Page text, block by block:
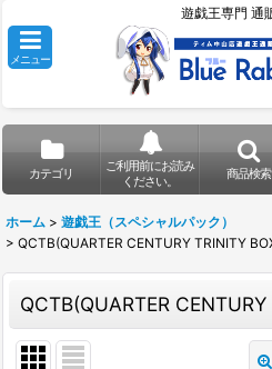
遊戯王専門 通
メニュー
カテゴリ
ご利用前にお読み
ください。
商品検索
ホーム > 遊戯王（スペシャルパック）
> QCTB(QUARTER CENTURY TRINITY
QCTB(QUARTER